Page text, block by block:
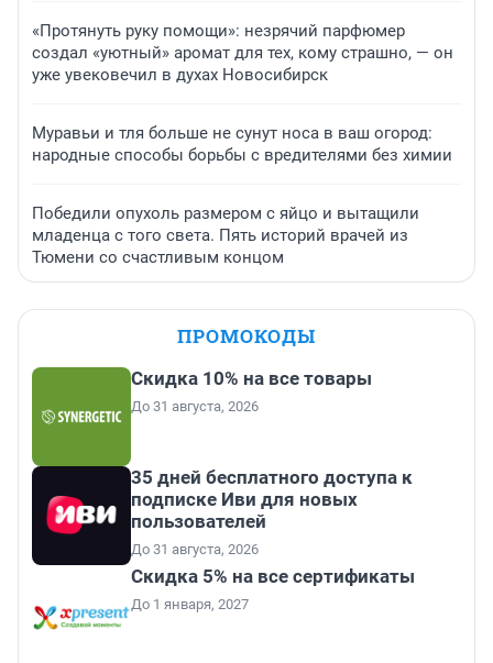
«Протянуть руку помощи»: незрячий парфюмер
создал «уютный» аромат для тех, кому страшно, — он
уже увековечил в духах Новосибирск
Муравьи и тля больше не сунут носа в ваш огород:
народные способы борьбы с вредителями без химии
Победили опухоль размером с яйцо и вытащили
младенца с того света. Пять историй врачей из
Тюмени со счастливым концом
ПРОМОКОДЫ
Скидка 10% на все товары
До 31 августа, 2026
35 дней бесплатного доступа к
подписке Иви для новых
пользователей
До 31 августа, 2026
Скидка 5% на все сертификаты
До 1 января, 2027